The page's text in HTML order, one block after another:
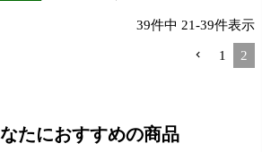
39件中 21-39件表示
1 2
たにおすすめの商品